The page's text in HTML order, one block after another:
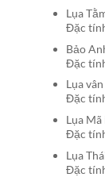
Lụa
Đặc
Bảo
Đặc
Lụa
Đặc
Lụa
Đặc
Lụa
Đặc